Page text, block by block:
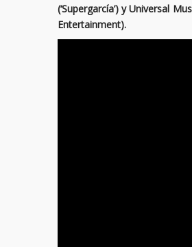
(‘Supergarcía’) y Universal
Entertainment).